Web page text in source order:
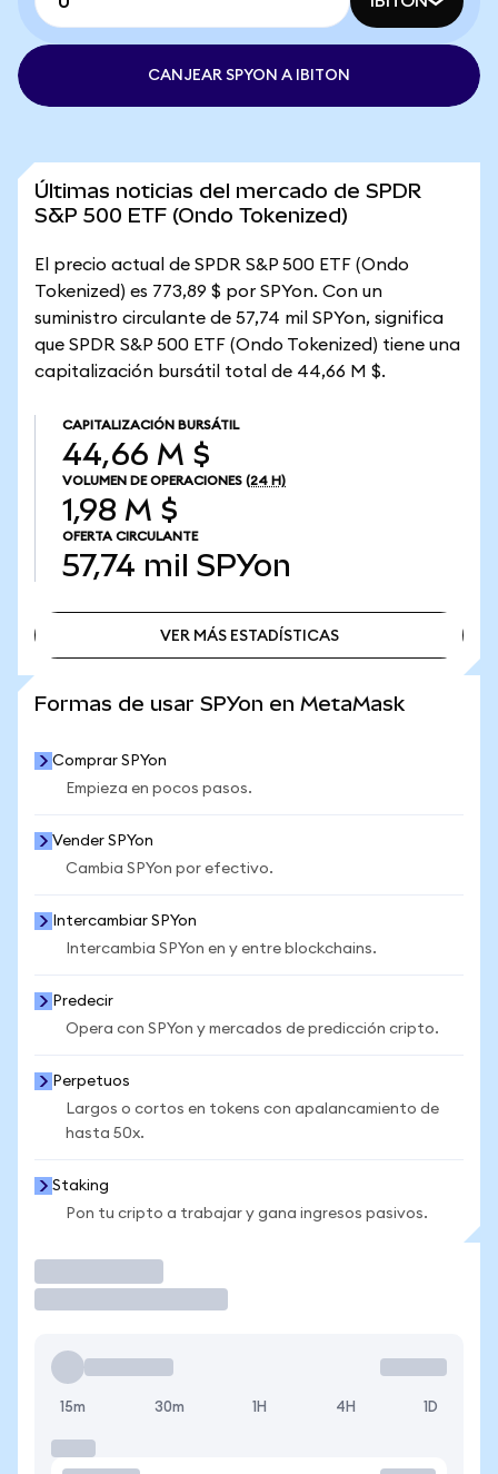
CANJEAR SPYON A IBITON
Últimas noticias del mercado de SPDR
S&P 500 ETF (Ondo Tokenized)
El precio actual de SPDR S&P 500 ETF (Ondo
Tokenized) es 773,89 $ por SPYon. Con un
suministro circulante de 57,74 mil SPYon, significa
que SPDR S&P 500 ETF (Ondo Tokenized) tiene una
capitalización bursátil total de 44,66 M $.
CAPITALIZACIÓN BURSÁTIL
44,66 M $
VOLUMEN DE OPERACIONES (24 H)
1,98 M $
OFERTA CIRCULANTE
57,74 mil SPYon
VER MÁS ESTADÍSTICAS
Formas de usar SPYon en MetaMask
Comprar SPYon
Empieza en pocos pasos.
Vender SPYon
Cambia SPYon por efectivo.
Intercambiar SPYon
Intercambia SPYon en y entre blockchains.
Predecir
Opera con SPYon y mercados de predicción cripto.
Perpetuos
Largos o cortos en tokens con apalancamiento de
hasta 50x.
Staking
Pon tu cripto a trabajar y gana ingresos pasivos.
15m 30m 1H 4H 1D